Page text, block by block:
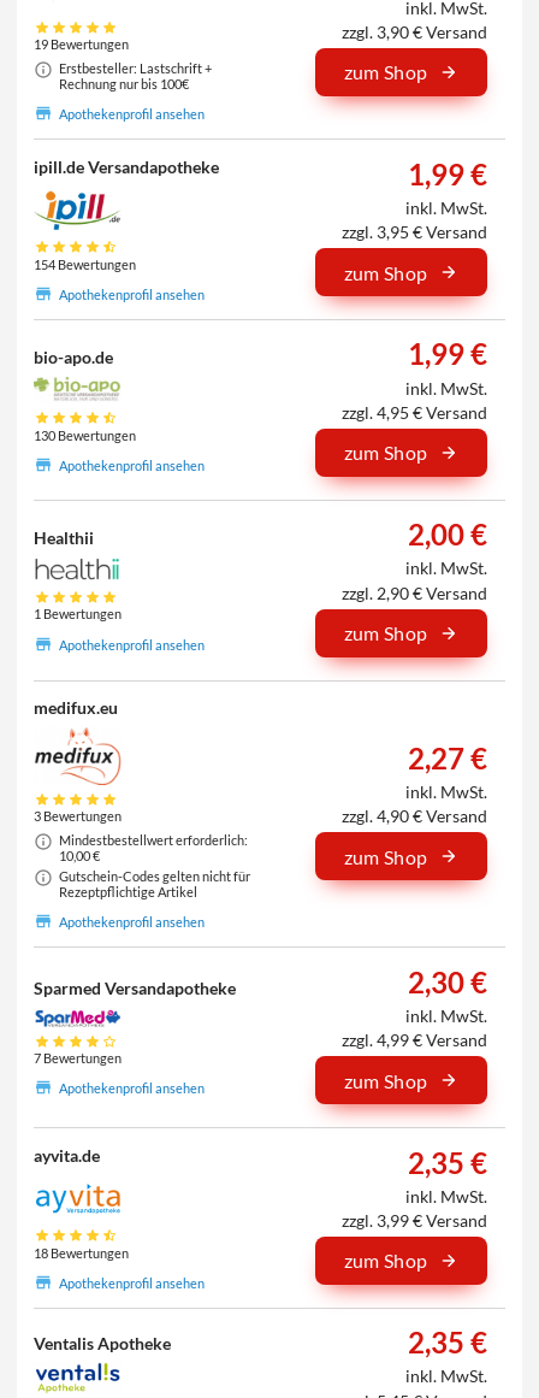
19 Bewertungen
Erstbesteller: Lastschrift +
Rechnung nur bis 100€
Apothekenprofil ansehen
inkl. MwSt.
zzgl. 3,90 € Versand
zum Shop
ipill.de Versandapotheke
154 Bewertungen
Apothekenprofil ansehen
1,99 €
inkl. MwSt.
zzgl. 3,95 € Versand
zum Shop
bio-apo.de
130 Bewertungen
Apothekenprofil ansehen
1,99 €
inkl. MwSt.
zzgl. 4,95 € Versand
zum Shop
Healthii
1 Bewertungen
Apothekenprofil ansehen
2,00 €
inkl. MwSt.
zzgl. 2,90 € Versand
zum Shop
medifux.eu
3 Bewertungen
Mindestbestellwert erforderlich:
10,00 €
Gutschein-Codes gelten nicht für
Rezeptpflichtige Artikel
Apothekenprofil ansehen
2,27 €
inkl. MwSt.
zzgl. 4,90 € Versand
zum Shop
Sparmed Versandapotheke
7 Bewertungen
Apothekenprofil ansehen
2,30 €
inkl. MwSt.
zzgl. 4,99 € Versand
zum Shop
ayvita.de
18 Bewertungen
Apothekenprofil ansehen
2,35 €
inkl. MwSt.
zzgl. 3,99 € Versand
zum Shop
Ventalis Apotheke 2,35 €
inkl. MwSt.